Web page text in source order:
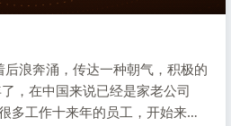
浪奔涌，传达一种朝气，积极的
，在中国来说已经是家老公司
多工作十来年的员工，开始来这